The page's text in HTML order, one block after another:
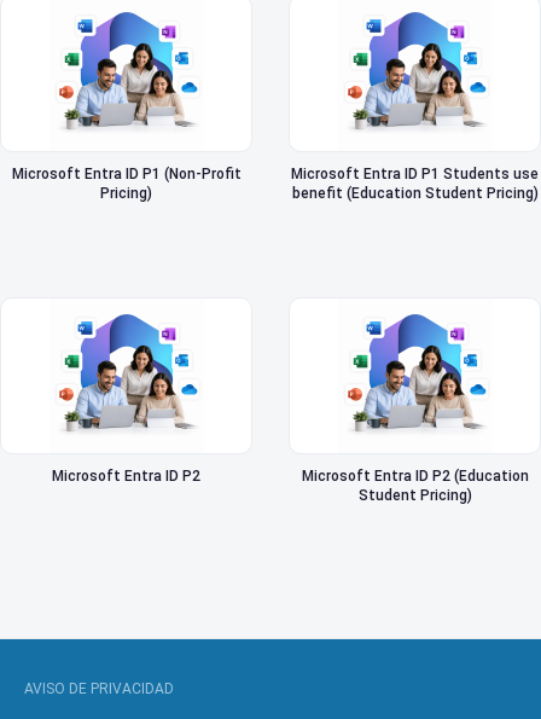
Microsoft Entra ID P1 (Non-Profit
Pricing)
Microsoft Entra ID P1 Students use
benefit (Education Student Pricing)
Microsoft Entra ID P2
Microsoft Entra ID P2 (Education
Student Pricing)
AVISO DE PRIVACIDAD